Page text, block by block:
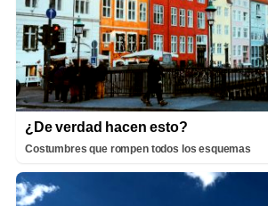
¿De verdad hacen esto?
Costumbres que rompen todos los esquemas